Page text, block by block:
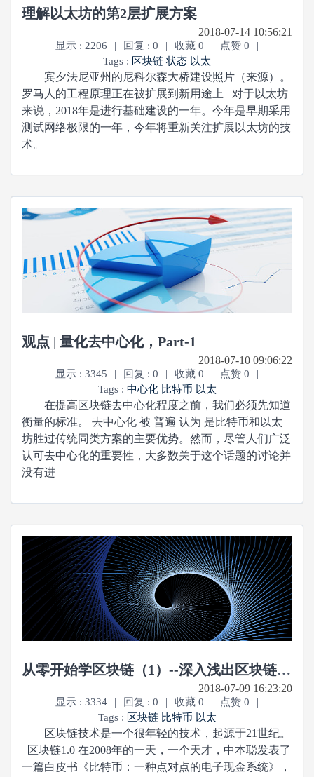
理解以太坊的第2层扩展方案
2018-07-14 10:56:21
显示 : 2206 | 回复 : 0 | 收藏 0 | 点赞 0
|
Tags : 区块链 状态 以太
宾夕法尼亚州的尼科尔森大桥建设照片（来源）。
罗马人的工程原理正在被扩展到新用途上 对于以太坊
来说，2018年是进行基础建设的一年。今年是早期采用
测试网络极限的一年，今年将重新关注扩展以太坊的技
术。
观点 | 量化去中心化，Part-1
2018-07-10 09:06:22
显示 : 3345 | 回复 : 0 | 收藏 0 | 点赞 0
|
Tags : 中心化 比特币 以太
在提高区块链去中心化程度之前，我们必须先知道
衡量的标准。 去中心化 被 普遍 认为 是比特币和以太
坊胜过传统同类方案的主要优势。然而，尽管人们广泛
认可去中心化的重要性，大多数关于这个话题的讨论并
没有进
从零开始学区块链（1）--深入浅出区块链（二）--区块链历史
2018-07-09 16:23:20
显示 : 3334 | 回复 : 0 | 收藏 0 | 点赞 0
|
Tags : 区块链 比特币 以太
区块链技术是一个很年轻的技术，起源于21世纪。
区块链1.0 在2008年的一天，一个天才，中本聪发表了
一篇白皮书《比特币：一种点对点的电子现金系统》，